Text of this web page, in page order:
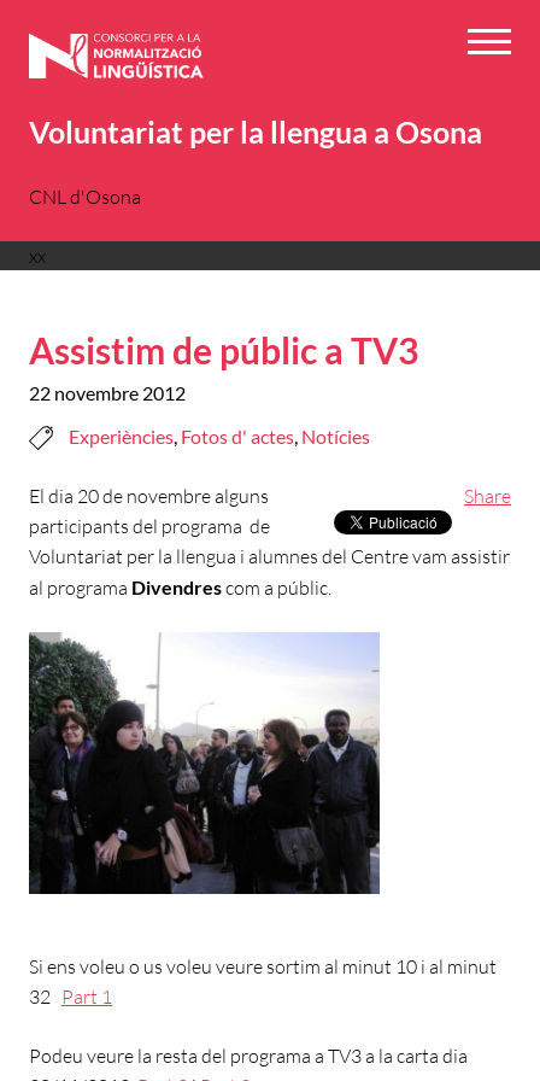
Voluntariat per la llengua a Osona
CNL d'Osona
xx
Assistim de públic a TV3
22 novembre 2012
Experiències, Fotos d' actes, Notícies
Share
El dia 20 de novembre alguns
participants del programa de
Voluntariat per la llengua i alumnes del Centre vam assistir
al programa Divendrescom a públic.
Si ens voleu o us voleu veure sortim al minut 10 i al minut
32 Part 1
Podeu veure la resta del programa a TV3 a la carta dia